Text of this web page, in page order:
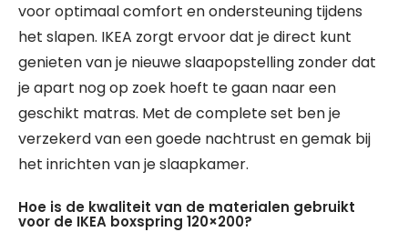
voor optimaal comfort en ondersteuning tijdens
het slapen. IKEA zorgt ervoor dat je direct kunt
genieten van je nieuwe slaapopstelling zonder dat
je apart nog op zoek hoeft te gaan naar een
geschikt matras. Met de complete set ben je
verzekerd van een goede nachtrust en gemak bij
het inrichten van je slaapkamer.
Hoe is de kwaliteit van de materialen gebruikt
voor de IKEA boxspring 120×200?